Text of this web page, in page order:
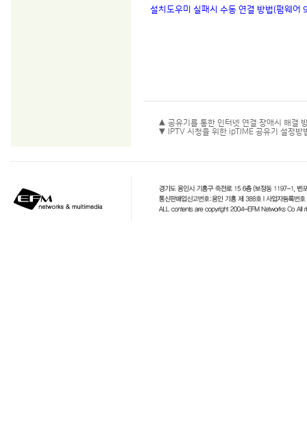
설치도우미 실패시 수동 연결 방법(펌웨어
▲ 공유기를 통한 인터넷 연결 장애시 해결
▼ IPTV 시청을 위한 ipTIME 공유기 설정방